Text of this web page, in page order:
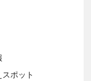
ポット